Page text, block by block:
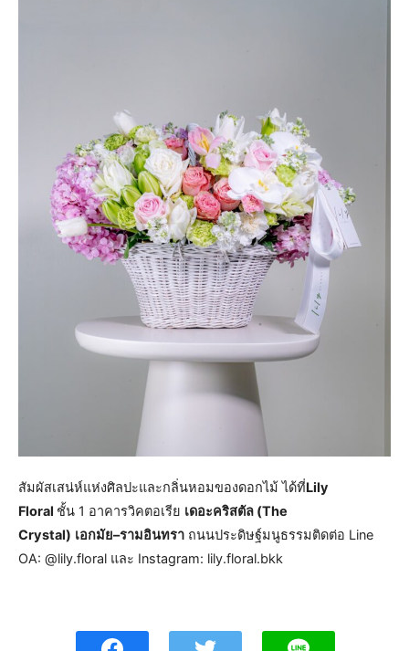
สัมผัสเสน่ห์แห่งศิลปะและกลิ่นหอมของดอกไม้ ได้ที่Lily
Floral ชั้น 1 อาคารวิคตอเรีย เดอะคริสตัล (The
Crystal) เอกมัย–รามอินทรา ถนนประดิษฐ์มนูธรรมติดต่อ Line
OA: @lily.floral และ Instagram: lily.floral.bkk